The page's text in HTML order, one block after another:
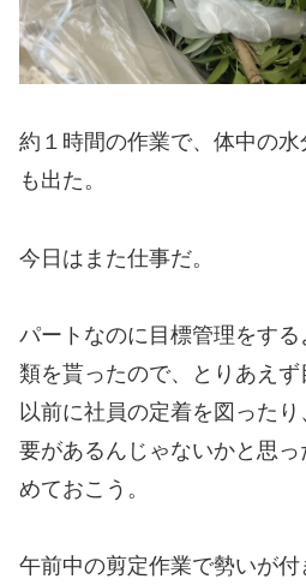
約１時間の作業で、体中の
も出た。
今日はまた仕事だ。
パートなのに目標管理をす
類を貰ったので、とりあえ
以前に社員の定着を図った
要があるんじゃないかと思
めておこう。
午前中の剪定作業で勢いが